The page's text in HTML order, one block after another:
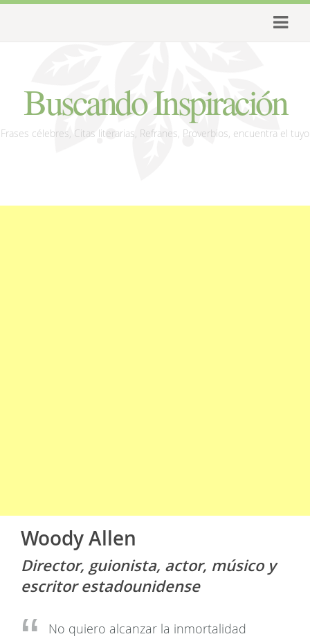
Buscando Inspiración
Frases célebres, Citas literarias, Refranes, Proverbios, encuentra el tuyo
Woody Allen
Director, guionista, actor, músico y
escritor estadounidense
No quiero alcanzar la inmortalidad